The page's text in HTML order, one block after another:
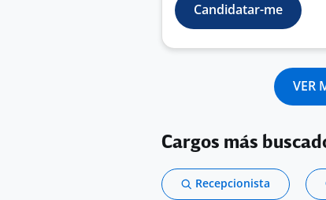
Candidatar-me
VER
Cargos más
Recepcionista